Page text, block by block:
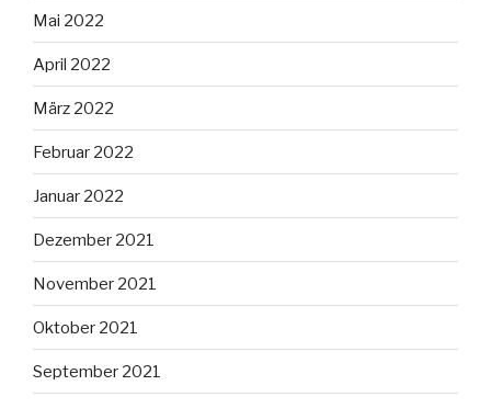
Mai 2022
April 2022
März 2022
Februar 2022
Januar 2022
Dezember 2021
November 2021
Oktober 2021
September 2021